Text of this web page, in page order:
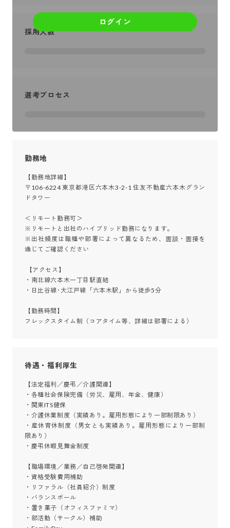
ログイン
採用人数
選考プロセス
勤務地
【勤務地詳細】
〒106-6224 東京都港区六本木3-2-1 住友不動産六本木グラン
ドタワー
＜リモート勤務可＞
※リモートと出社のハイブリッド勤務になります。
※出社頻度は職種や部署によって異なるため、面談・面接を
通じてご確認ください
・南北線六本木一丁目駅直結
・日比谷線･大江戸線「六本木駅」から徒歩5分
【勤務時間】
フレックスタイム制（コアタイム等、詳細は部署による）
待遇・福利厚生
【法定福利／慶弔／介護関連】
・各種社会保険完備（労災、雇用、年金、健康）
・関東ITS健保
・介護休業制度（実績あり。雇用形態により一部制限あり）
・産休育休制度（男女とも実績あり。雇用形態により一部制
限あり）
・慶弔休暇見舞金制度
【職場環境／業務／自己啓発関連】
・資格受験費用補助
・リファラル（社員紹介）制度
・バランスボール
・置き菓子（オフィスファミマ）
・部活動（サークル）補助